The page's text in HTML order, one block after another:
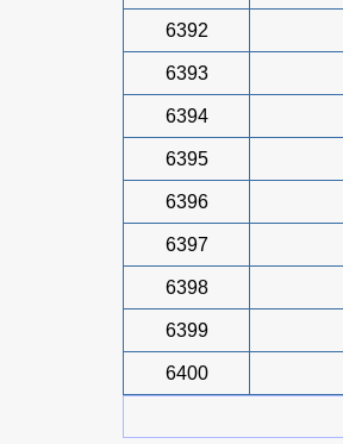
6392
6393
6394
6395
6396
6397
6398
6399
6400